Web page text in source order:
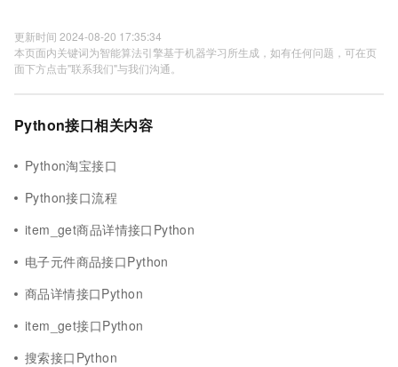
更新时间 2024-08-20 17:35:34
本页面内关键词为智能算法引擎基于机器学习所生成，如有任何问题，可在页
面下方点击"联系我们"与我们沟通。
Python接口相关内容
Python淘宝接口
Python接口流程
item_get商品详情接口Python
电子元件商品接口Python
商品详情接口Python
item_get接口Python
搜索接口Python